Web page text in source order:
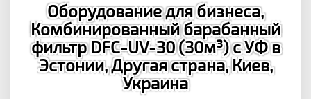
Оборудование для бизнеса,
Комбинированный барабанный
фильтр DFC-UV-30 (30м³) с УФ в
Эстонии, Другая страна, Киев,
Украина